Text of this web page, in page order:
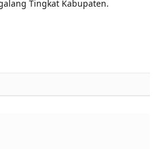
Tingkat Kabupaten.